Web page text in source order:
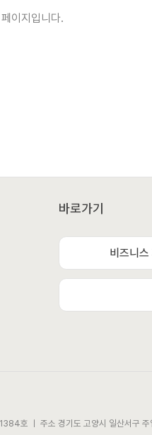
이지입니다.
바로가기
비즈니스
호 ㅣ 주소 경기도 고양시 일산서구